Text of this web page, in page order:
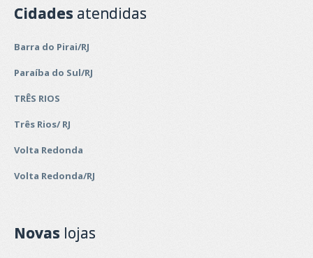
Cidades atendidas
Barra do Pirai/RJ
Paraíba do Sul/RJ
TRÊS RIOS
Três Rios/ RJ
Volta Redonda
Volta Redonda/RJ
Novas lojas